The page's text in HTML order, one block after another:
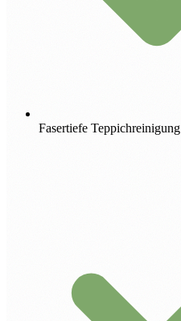
Fasertiefe Teppichreinigung